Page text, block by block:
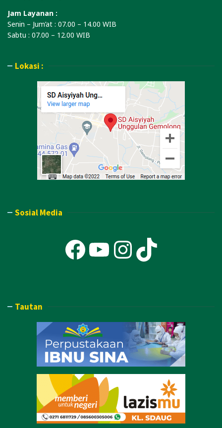
Jam Layanan :
Senin – Jum’at : 07.00 – 14.00 WIB
Sabtu : 07.00 – 12.00 WIB
Lokasi :
Sosial Media
Facebook
YouTube
TikTok
Tautan